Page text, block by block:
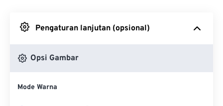
Pengaturan lanjutan (opsional)
Opsi Gambar
Mode Warna